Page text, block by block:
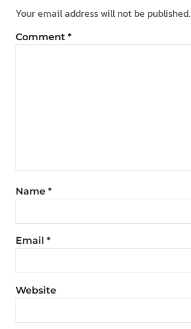
Your email address will not be published.
Comment *
Name *
Email *
Website